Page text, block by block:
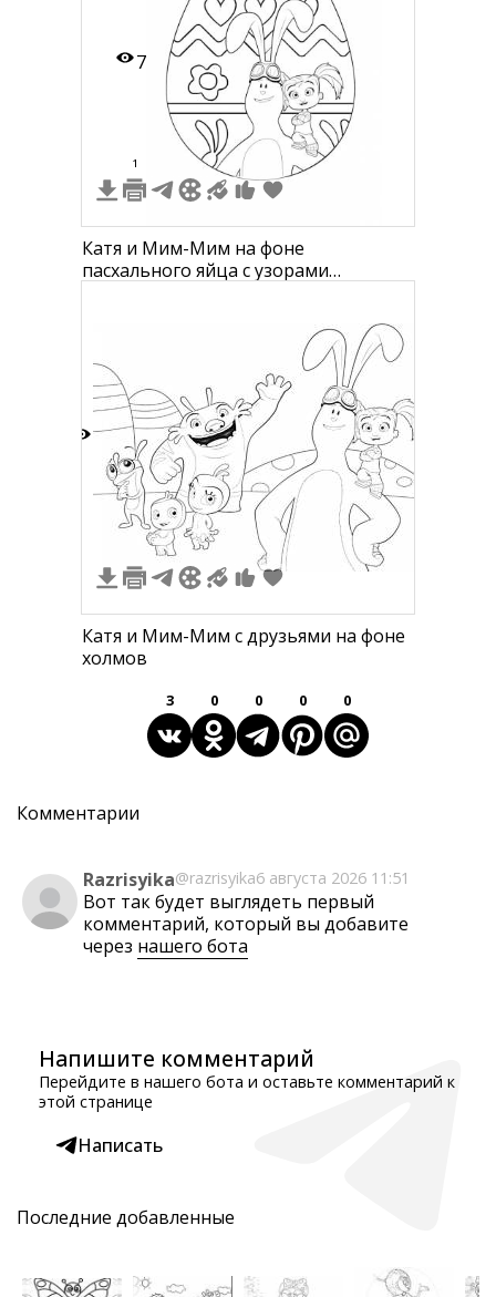
7
1
Катя и Мим-Мим на фоне
пасхального яйца с узорами
Катя и Мим-Мим с друзьями на фоне
холмов
3 0 0 0 0
Комментарии
Razrisyika@razrisyika6 августа 2026 11:51
Вот так будет выглядеть первый
комментарий, который вы добавите
через нашего бота
Напишите комментарий
Перейдите в нашего бота и оставьте комментарий к
этой странице
Написать
Последние добавленные